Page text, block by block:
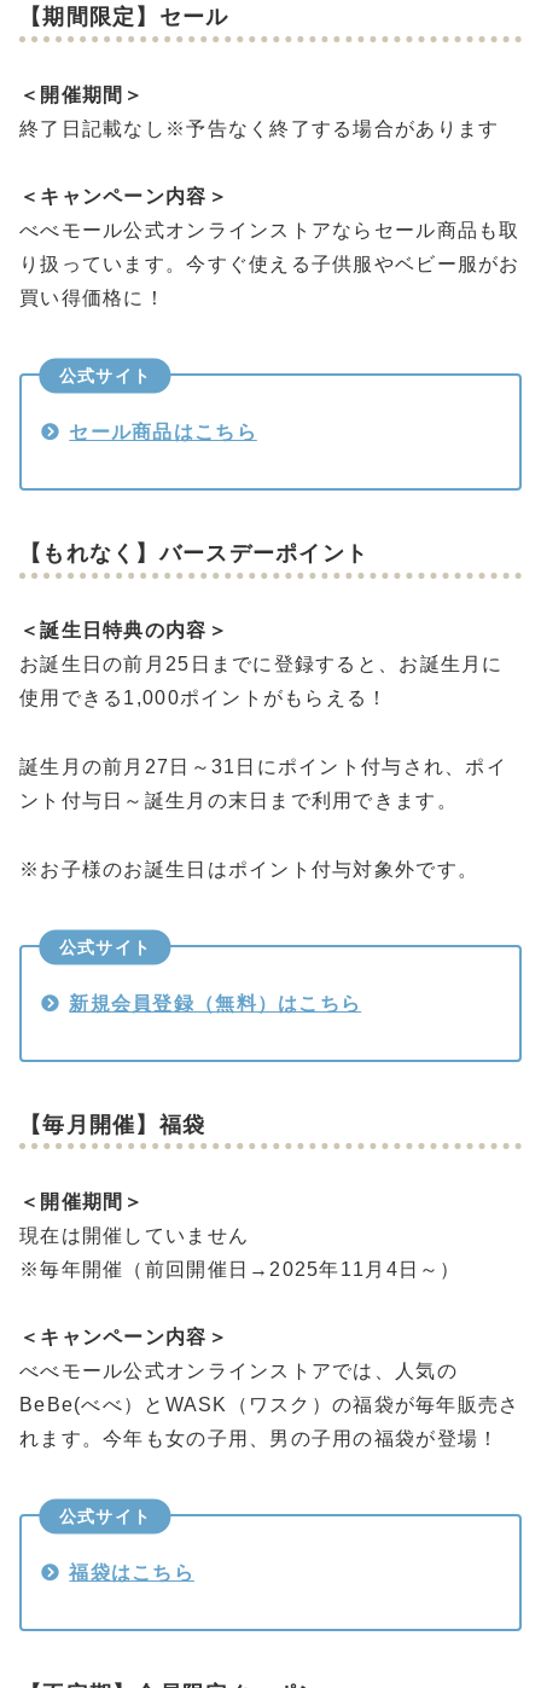
【期間限定】セール
＜開催期間＞
終了日記載なし※予告なく終了する場合があります
＜キャンペーン内容＞
べべモール公式オンラインストアならセール商品も取
り扱っています。今すぐ使える子供服やベビー服がお
買い得価格に！
公式サイト
セール商品はこちら
【もれなく】バースデーポイント
＜誕生日特典の内容＞
お誕生日の前月25日までに登録すると、お誕生月に
使用できる1,000ポイントがもらえる！
誕生月の前月27日～31日にポイント付与され、ポイ
ント付与日～誕生月の末日まで利用できます。
※お子様のお誕生日はポイント付与対象外です。
公式サイト
新規会員登録（無料）はこちら
【毎月開催】福袋
＜開催期間＞
現在は開催していません
※毎年開催（前回開催日→2025年11月4日～）
＜キャンペーン内容＞
べべモール公式オンラインストアでは、人気の
BeBe(べべ）とWASK（ワスク）の福袋が毎年販売さ
れます。今年も女の子用、男の子用の福袋が登場！
公式サイト
福袋はこちら